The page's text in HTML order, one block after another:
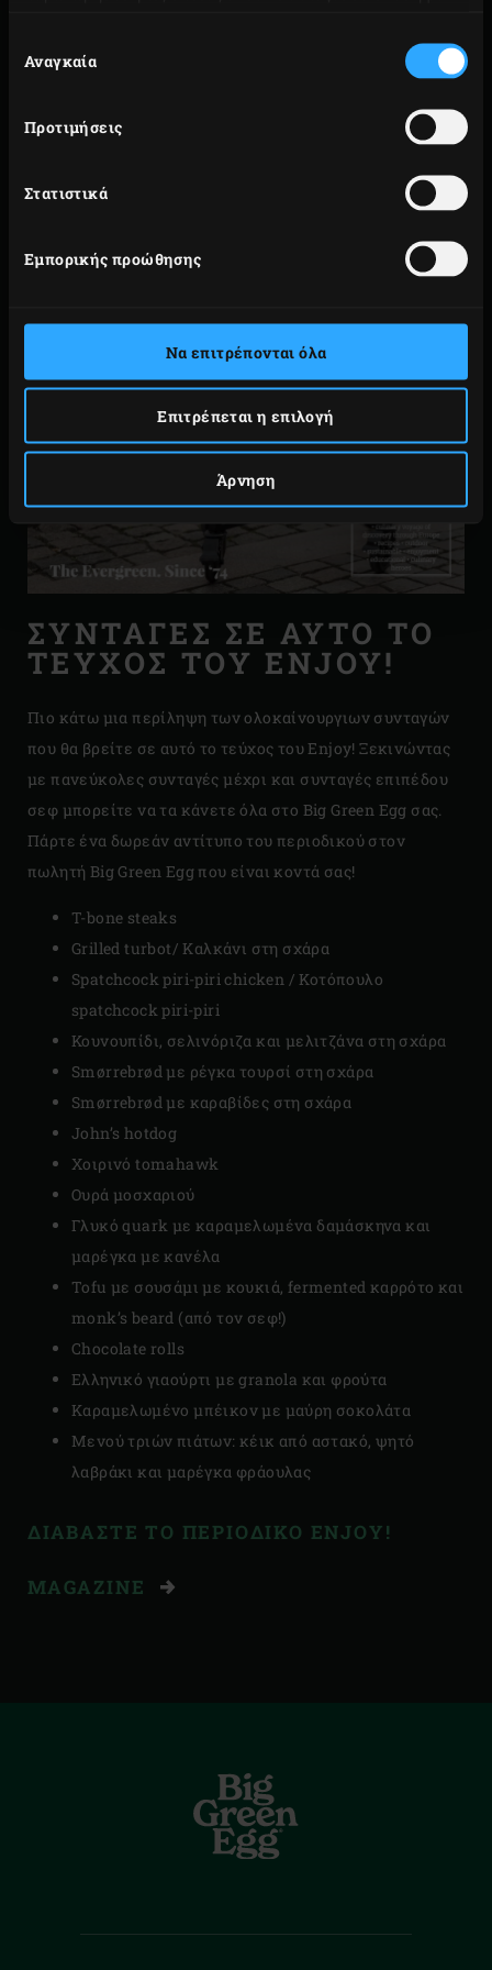
συγκατάθεσης
Αναγκαία
Προτιμήσεις
Στατιστικά
Εμπορικής προώθησης
Να επιτρέπονται όλα
Επιτρέπεται η επιλογή
Άρνηση
ΣΥΝΤΑΓΈΣ ΣΕ ΑΥΤΌ ΤΟ
ΤΕΎΧΟΣ ΤΟΥ ENJOY!
Πιο κάτω μια περίληψη των ολοκαίνουργιων συνταγών
που θα βρείτε σε αυτό το τεύχος του Enjoy! Ξεκινώντας
με πανεύκολες συνταγές μέχρι και συνταγές επιπέδου
σεφ μπορείτε να τα κάνετε όλα στο Big Green Egg σας.
Πάρτε ένα δωρεάν αντίτυπο του περιοδικού στον
πωλητή Big Green Egg που είναι κοντά σας!
T-bone steaks
Grilled turbot/ Καλκάνι στη σχάρα
Spatchcock piri-piri chicken / Κοτόπουλο
spatchcock piri-piri
Κουνουπίδι, σελινόριζα και μελιτζάνα στη σχάρα
Smørrebrød με ρέγκα τουρσί στη σχάρα
Smørrebrød με καραβίδες στη σχάρα
John’s hotdog
Χοιρινό tomahawk
Ουρά μοσχαριού
Γλυκό quark με καραμελωμένα δαμάσκηνα και
μαρέγκα με κανέλα
Tofu με σουσάμι με κουκιά, fermented καρρότο και
monk’s beard (από τον σεφ!)
Chocolate rolls
Ελληνικό γιαούρτι με granola και φρούτα
Καραμελωμένο μπέικον με μαύρη σοκολάτα
Μενού τριών πιάτων: κέικ από αστακό, ψητό
λαβράκι και μαρέγκα φράουλας
ΔΙΑΒΆΣΤΕ ΤΟ ΠΕΡΙΟΔΙΚΌ ENJOY!
MAGAZINE